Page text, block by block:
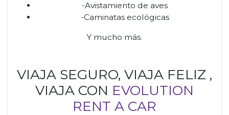
-Avistamiento de aves
-Caminatas ecológicas
Y mucho más.
VIAJA SEGURO, VIAJA FELIZ ,
VIAJA CON EVOLUTION
RENT A CAR